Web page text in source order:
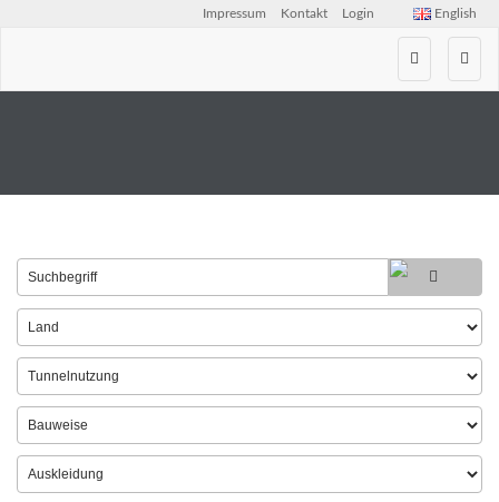
Zum
English
Impressum Kontakt Login